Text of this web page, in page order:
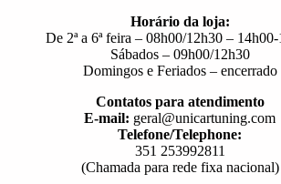
Horário da loja:
De 2ª a 6ª feira – 08h00/12h30 –
Sábados – 09h00/12h30
Domingos e Feriados – encerrado
Contatos para atendimento
E-mail: geral@unicartuning.com
Telefone/Telephone:
351 253992811
(Chamada para rede fixa nacional)